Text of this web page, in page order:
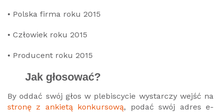
• Polska firma roku 2015
• Człowiek roku 2015
• Producent roku 2015
Jak głosować?
By oddać swój głos w plebiscycie wystarczy wejść na
stronę z ankietą konkursową, podać swój adres e-